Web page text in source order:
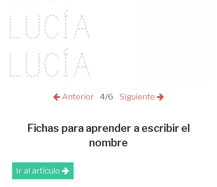
Anterior 4/6 Siguiente
Fichas para aprender a escribir el
nombre
Ir al artículo